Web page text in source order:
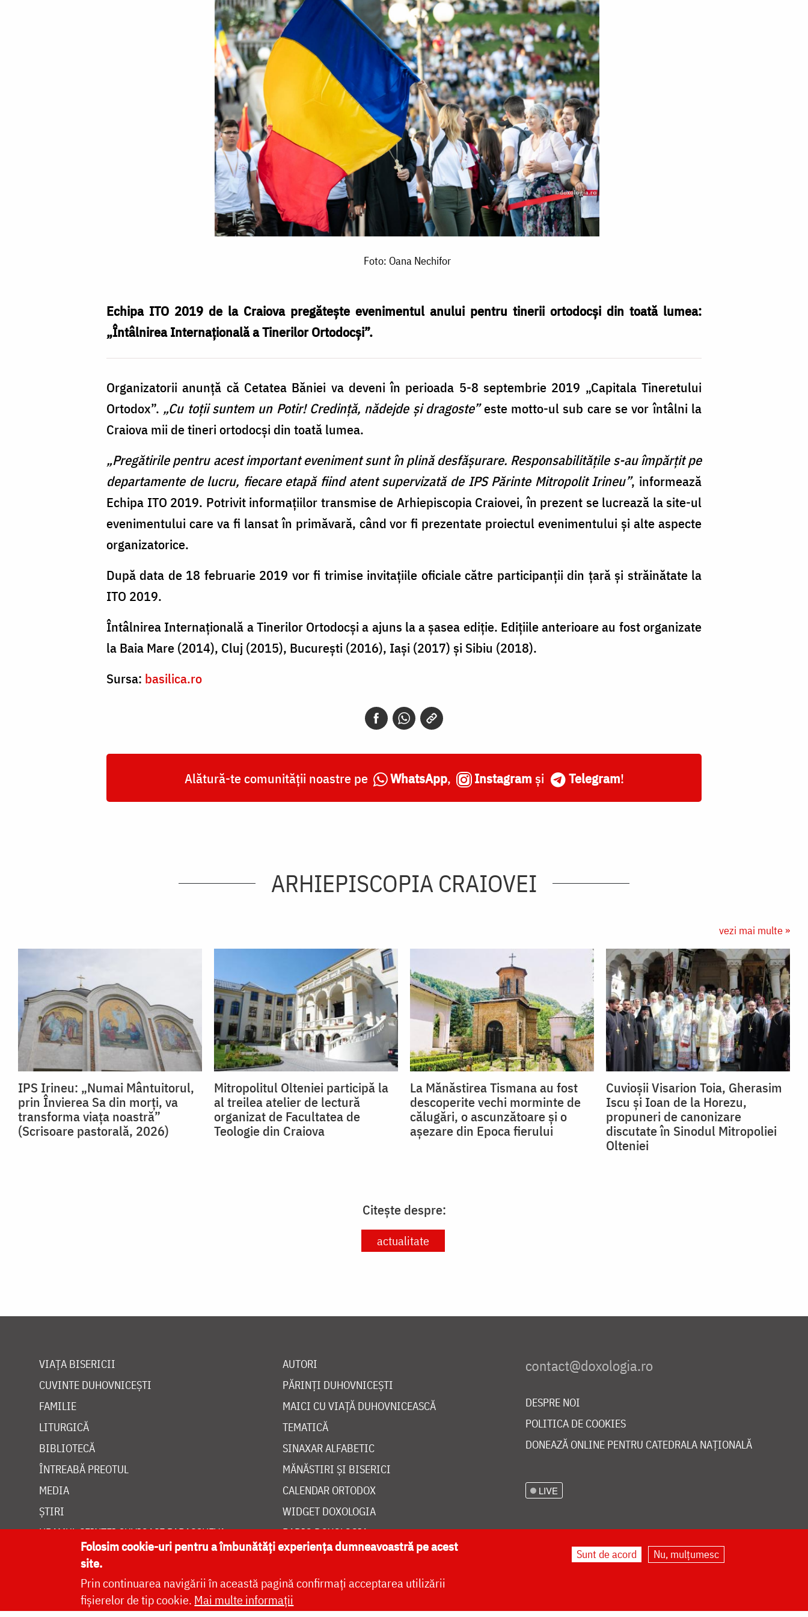
Foto: Oana Nechifor
Echipa ITO 2019 de la Craiova pregătește evenimentul anului pentru tinerii ortodocși din toată lumea:
„Întâlnirea Internațională a Tinerilor Ortodocși”.
Organizatorii anunță că Cetatea Băniei va deveni în perioada 5-8 septembrie 2019 „Capitala Tineretului
Ortodox”. „Cu toţii suntem un Potir! Credinţă, nădejde şi dragoste”este motto-ul sub care se vor întâlni la
Craiova mii de tineri ortodocși din toată lumea.
„Pregătirile pentru acest important eveniment sunt în plină desfăşurare. Responsabilităţile s-au împărţit pe
departamente de lucru, fiecare etapă fiind atent supervizată de IPS Părinte Mitropolit Irineu”, informează
Echipa ITO 2019. Potrivit informațiilor transmise de Arhiepiscopia Craiovei, în prezent se lucrează la site-ul
evenimentului care va fi lansat în primăvară, când vor fi prezentate proiectul evenimentului și alte aspecte
organizatorice.
După data de 18 februarie 2019 vor fi trimise invitaţiile oficiale către participanţii din ţară şi străinătate la
ITO 2019.
Întâlnirea Internațională a Tinerilor Ortodocși a ajuns la a șasea ediție. Edițiile anterioare au fost organizate
la Baia Mare (2014), Cluj (2015), București (2016), Iași (2017) și Sibiu (2018).
Sursa: basilica.ro
Alătură-te comunității noastre pe WhatsApp, Instagram și Telegram!
ARHIEPISCOPIA CRAIOVEI
vezi mai multe »
IPS Irineu: „Numai Mântuitorul,
prin Învierea Sa din morți, va
transforma viața noastră”
(Scrisoare pastorală, 2026)
Mitropolitul Olteniei participă la
al treilea atelier de lectură
organizat de Facultatea de
Teologie din Craiova
La Mănăstirea Tismana au fost
descoperite vechi morminte de
călugări, o ascunzătoare și o
așezare din Epoca fierului
Cuvioșii Visarion Toia, Gherasim
Iscu şi Ioan de la Horezu,
propuneri de canonizare
discutate în Sinodul Mitropoliei
Olteniei
Citește despre:
actualitate
VIAȚA BISERICII
CUVINTE DUHOVNICEȘTI
FAMILIE
LITURGICĂ
BIBLIOTECĂ
ÎNTREABĂ PREOTUL
MEDIA
ȘTIRI
HRAMUL SFINTEI CUVIOASE PARASCHEVA
AUTORI
PĂRINȚI DUHOVNICEȘTI
MAICI CU VIAȚĂ DUHOVNICEASCĂ
TEMATICĂ
SINAXAR ALFABETIC
MĂNĂSTIRI ȘI BISERICI
CALENDAR ORTODOX
WIDGET DOXOLOGIA
RADIO DOXOLOGIA
DESPRE NOI
POLITICA DE COOKIES
DONEAZĂ ONLINE PENTRU CATEDRALA NAȚIONALĂ
LIVE
Site dezvoltat de
Folosim cookie-uri pentru a îmbunătăți experiența dumneavoastră pe acest
site.
Prin continuarea navigării în această pagină confirmați acceptarea utilizării
fișierelor de tip cookie. Mai multe informații
Sunt de acord Nu, mulțumesc